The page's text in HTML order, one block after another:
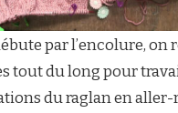
par l’encolure, on
tout du long pour
du raglan en